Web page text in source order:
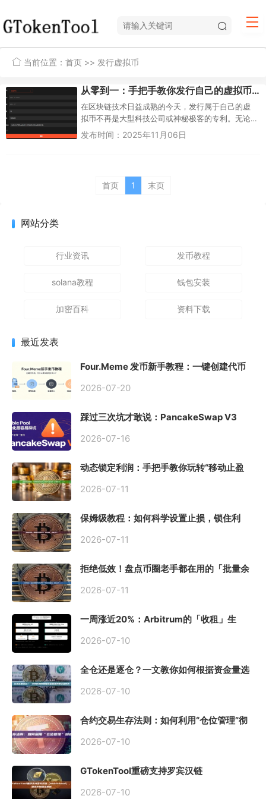
当前位置： 首页 >> 发行虚拟币
从零到一：手把手教你发行自己的虚拟币（2025终极指南）
在区块链技术日益成熟的今天，发行属于自己的虚
拟币不再是大型科技公司或神秘极客的专利。无论
是为了构建项目生态、社区激励，还是进行一种创
发布时间：2025年11月06日
首页 1 末页
网站分类
行业资讯 发币教程
solana教程 钱包安装
加密百科 资料下载
最近发表
Four.Meme 发币新手教程：一键创建代币
2026-07-20
踩过三次坑才敢说：PancakeSwap V3
初始化
2026-07-16
动态锁定利润：手把手教你玩转“移动止盈
2026-07-11
保姆级教程：如何科学设置止损，锁住利
2026-07-11
拒绝低效！盘点币圈老手都在用的「批量余
2026-07-11
一周涨近20%：Arbitrum的「收租」生
2026-07-10
全仓还是逐仓？一文教你如何根据资金量选
2026-07-10
合约交易生存法则：如何利用“仓位管理”彻
2026-07-10
GTokenTool重磅支持罗宾汉链
2026-07-10